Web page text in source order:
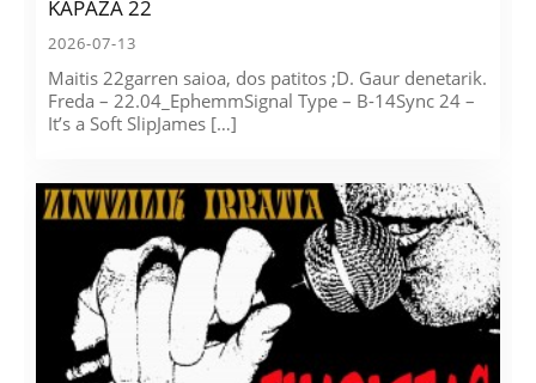
KAPAZA 22
2026-07-13
Maitis 22garren saioa, dos patitos ;D. Gaur denetarik.
Freda – 22.04_EphemmSignal Type – B-14Sync 24 –
It’s a Soft SlipJames […]